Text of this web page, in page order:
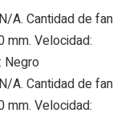
A. Cantidad de fan
mm. Velocidad:
Negro
A. Cantidad de fan
mm. Velocidad: